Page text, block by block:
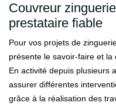
Couvreur
prestataire fiable
Pour vos projets de
présente le savoir-faire et la
En activité depuis plusieurs
assurer différentes
grâce à la réalisation des